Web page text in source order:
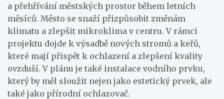
a přehřívání městských prostor během letních
měsíců. Město se snaží přizpůsobit změnám
klimatu a zlepšit mikroklima v centru. V rámci
projektu dojde k výsadbě nových stromů a keřů,
které mají přispět k ochlazení a zlepšení kvality
ovzduší. V plánu je také instalace vodního prvku,
který by měl sloužit nejen jako estetický prvek, ale
také jako přírodní ochlazovač.